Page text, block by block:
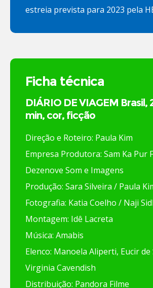
estreia prevista para 2023 pela
Ficha técnica
DIÁRIO DE VIAGEM Brasil,
min, cor, ficção
Direção e Roteiro: Paula Kim
Empresa Produtora: Sam Ka Pur
Dezenove Som e Imagens
Produção: Sara Silveira / Paula
Fotografia: Katia Coelho / Naji
Montagem: Idê Lacreta
Música: Amabis
Elenco: Manoela Aliperti, Eucir de
Virginia Cavendish
Distribuição: Pandora Filme